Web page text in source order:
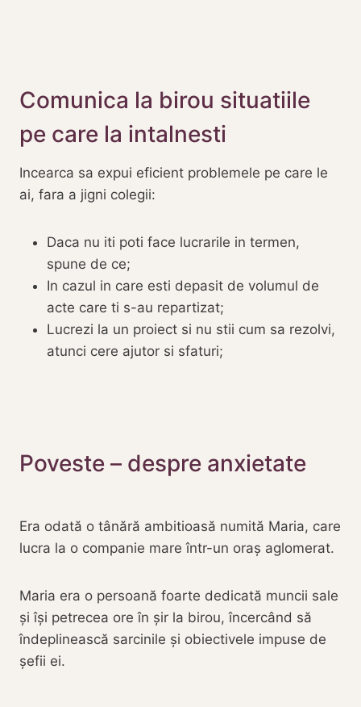
Comunica la birou situatiile
pe care la intalnesti
Incearca sa expui eficient problemele pe care le
ai, fara a jigni colegii:
Daca nu iti poti face lucrarile in termen,
spune de ce;
In cazul in care esti depasit de volumul de
acte care ti s-au repartizat;
Lucrezi la un proiect si nu stii cum sa rezolvi,
atunci cere ajutor si sfaturi;
Poveste – despre anxietate
Era odată o tânără ambitioasă numită Maria, care
lucra la o companie mare într-un oraș aglomerat.
Maria era o persoană foarte dedicată muncii sale
și își petrecea ore în șir la birou, încercând să
îndeplinească sarcinile și obiectivele impuse de
șefii ei.